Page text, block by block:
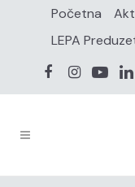
Početna
LEPA